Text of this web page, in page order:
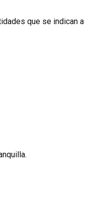
que se indican a